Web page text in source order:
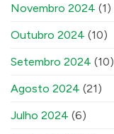
Novembro 2024 (1)
Outubro 2024 (10)
Setembro 2024 (10)
Agosto 2024 (21)
Julho 2024 (6)